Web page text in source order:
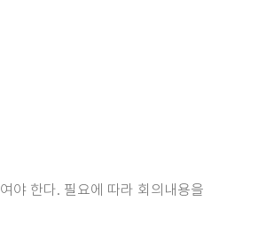
야 한다. 필요에 따라 회의내용을